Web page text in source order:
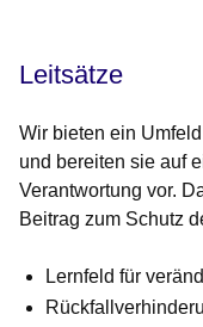
Leitsätze
Wir bieten ein
und bereiten sie auf
Verantwortung vor.
Beitrag zum Schutz
Lernfeld für